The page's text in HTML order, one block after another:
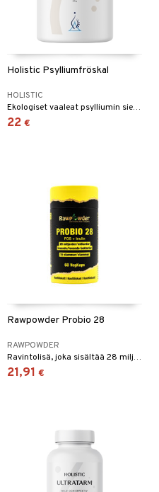
Holistic Psylliumfröskal
HOLISTIC
Ekologiset vaaleat psylliumin siementen kuoret.
22 €
Rawpowder Probio 28
RAWPOWDER
Ravintolisä, joka sisältää 28 miljardia elävää bakteeria kapselia kohden yhteensä 15 eri kannasta.
21,91 €